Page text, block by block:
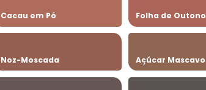
Cacau em Pó Folha de Outono
Noz-Moscada Açúcar Mascavo